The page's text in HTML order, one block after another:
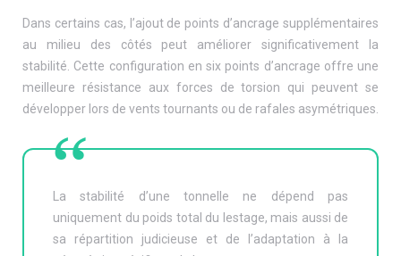
Dans certains cas, l’ajout de points d’ancrage supplémentaires
au milieu des côtés peut améliorer significativement la
stabilité. Cette configuration en six points d’ancrage offre une
meilleure résistance aux forces de torsion qui peuvent se
développer lors de vents tournants ou de rafales asymétriques.
La stabilité d’une tonnelle ne dépend pas
uniquement du poids total du lestage, mais aussi de
sa répartition judicieuse et de l’adaptation à la